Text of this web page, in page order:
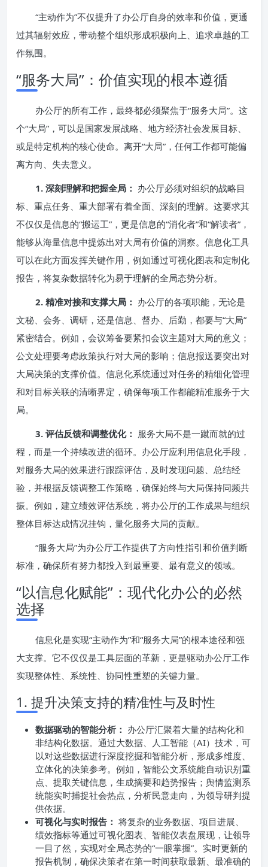
“主动作为”不仅提升了办公厅自身的效率和价值，更通
过其辐射效应，带动整个组织形成积极向上、追求卓越的工
作氛围。
“服务大局”：价值实现的根本遵循
办公厅的所有工作，最终都必须聚焦于“服务大局”。这
个“大局”，可以是国家发展战略、地方经济社会发展目标、
或是特定机构的核心使命。离开“大局”，任何工作都可能偏
离方向、失去意义。
1. 深刻理解和把握全局： 办公厅必须对组织的战略目
标、重点任务、重大部署有着全面、深刻的理解。这要求其
不仅仅是信息的“搬运工”，更是信息的“消化者”和“解读者”，
能够从海量信息中提炼出对大局有价值的洞察。信息化工具
可以在此方面发挥关键作用，例如通过可视化图表和定制化
报告，将复杂数据转化为易于理解的全局态势分析。
2. 精准对接和支撑大局： 办公厅的各项职能，无论是
文秘、会务、调研，还是信息、督办、后勤，都要与“大局”
紧密结合。例如，会议筹备要紧扣会议主题对大局的意义；
公文处理要考虑政策执行对大局的影响；信息报送要突出对
大局决策的支撑价值。信息化系统通过对任务的精细化管理
和对目标关联的清晰界定，确保每项工作都能精准服务于大
局。
3. 评估反馈和调整优化： 服务大局不是一蹴而就的过
程，而是一个持续改进的循环。办公厅应利用信息化手段，
对服务大局的效果进行跟踪评估，及时发现问题、总结经
验，并根据反馈调整工作策略，确保始终与大局保持同频共
振。例如，建立绩效评估系统，将办公厅的工作成果与组织
整体目标达成情况挂钩，量化服务大局的贡献。
“服务大局”为办公厅工作提供了方向性指引和价值判断
标准，确保所有努力都投入到最重要、最有意义的领域。
“以信息化赋能”：现代化办公的必然
选择
信息化是实现“主动作为”和“服务大局”的根本途径和强
大支撑。它不仅仅是工具层面的革新，更是驱动办公厅工作
实现整体性、系统性、协同性重塑的关键力量。
1. 提升决策支持的精准性与及时性
数据驱动的智能分析： 办公厅汇聚着大量的结构化和
非结构化数据。通过大数据、人工智能（AI）技术，可
以对这些数据进行深度挖掘和智能分析，形成多维度、
立体化的决策参考。例如，智能公文系统能自动识别重
点、提取关键信息，生成摘要和趋势报告；舆情监测系
统能实时捕捉社会热点，分析民意走向，为领导研判提
供依据。
可视化与实时报告： 将复杂的业务数据、项目进展、
绩效指标等通过可视化图表、智能仪表盘展现，让领导
一目了然，实现对全局态势的“一眼掌握”。实时更新的
报告机制，确保决策者在第一时间获取最新、最准确的